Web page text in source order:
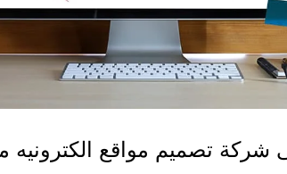
شركة تصميم مواقع الكترونيه